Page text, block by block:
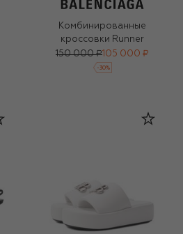
Комбинированные
кроссовки Runner
150 000 ₽ 105 000 ₽
-30%